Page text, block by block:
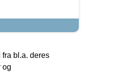
bl.a. deres
og